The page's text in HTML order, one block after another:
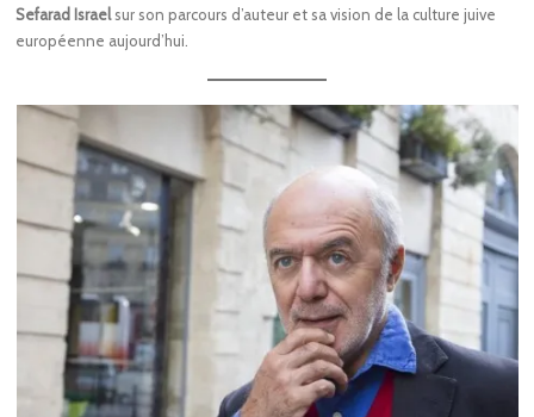
Sefarad Israelsur son parcours d’auteur et sa vision de la culture juive
européenne aujourd’hui.